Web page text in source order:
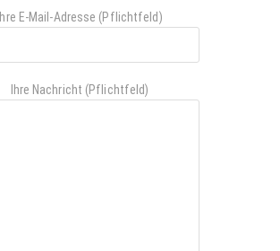
Ihre E-Mail-Adresse (Pflichtfeld)
Ihre Nachricht (Pflichtfeld)